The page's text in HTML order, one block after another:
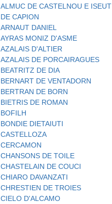
ALMUC DE CASTELNOU E ISEUT
DE CAPION
ARNAUT DANIEL
AYRAS MONIZ D'ASME
AZALAIS D'ALTIER
AZALAIS DE PORCAIRAGUES
BEATRITZ DE DIA
BERNART DE VENTADORN
BERTRAN DE BORN
BIETRIS DE ROMAN
BOFILH
BONDIE DIETAIUTI
CASTELLOZA
CERCAMON
CHANSONS DE TOILE
CHASTELAIN DE COUCI
CHIARO DAVANZATI
CHRESTIEN DE TROIES
CIELO D'ALCAMO